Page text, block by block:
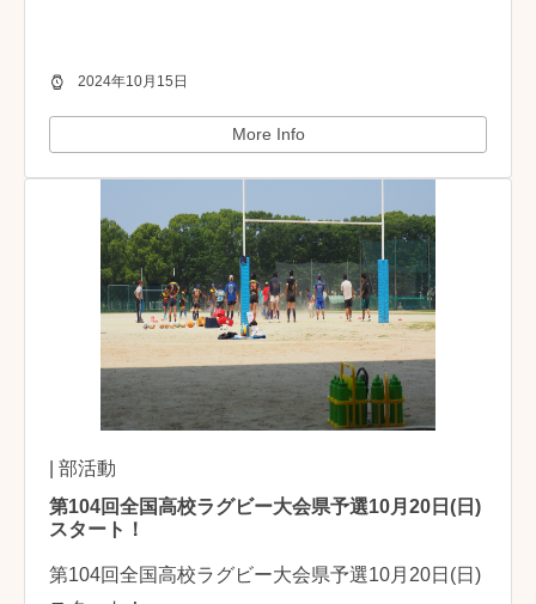
2024年10月15日
More Info
| 部活動
第104回全国高校ラグビー大会県予選10月20日(日)
スタート！
第104回全国高校ラグビー大会県予選10月20日(日)